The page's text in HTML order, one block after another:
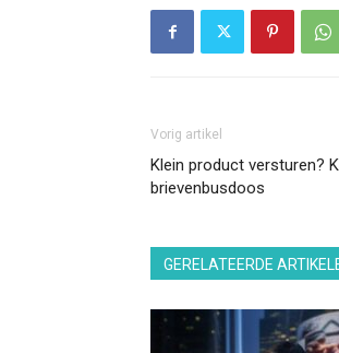
Vorig artikel
Klein product versturen?
brievenbusdoos
GERELATEERDE